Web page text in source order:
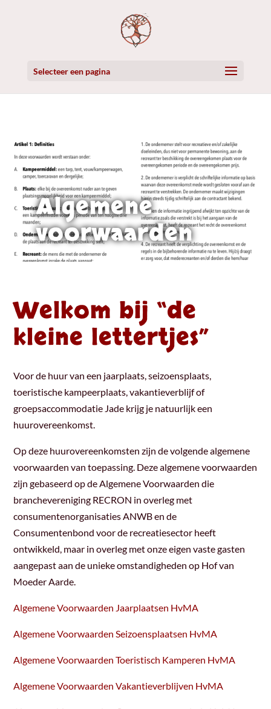
Selecteer een pagina
Algemene
voorwaarden
Welkom bij “de
kleine lettertjes”
Voor de huur van een jaarplaats, seizoensplaats,
toeristische kampeerplaats, vakantieverblijf of
groepsaccommodatie Jade krijg je natuurlijk een
huurovereenkomst.
Op deze huurovereenkomsten zijn de volgende algemene
voorwaarden van toepassing. Deze algemene voorwaarden
zijn gebaseerd op de Algemene Voorwaarden die
branchevereniging RECRON in overleg met
consumentenorganisaties ANWB en de
Consumentenbond voor de recreatiesector heeft
ontwikkeld, maar in overleg met onze eigen vaste gasten
aangepast aan de unieke omstandigheden op Hof van
Moeder Aarde.
Algemene Voorwaarden Jaarplaatsen HvMA
Algemene Voorwaarden Seizoensplaatsen HvMA
Algemene Voorwaarden Toeristisch Kamperen HvMA
Algemene Voorwaarden Vakantieverblijven HvMA